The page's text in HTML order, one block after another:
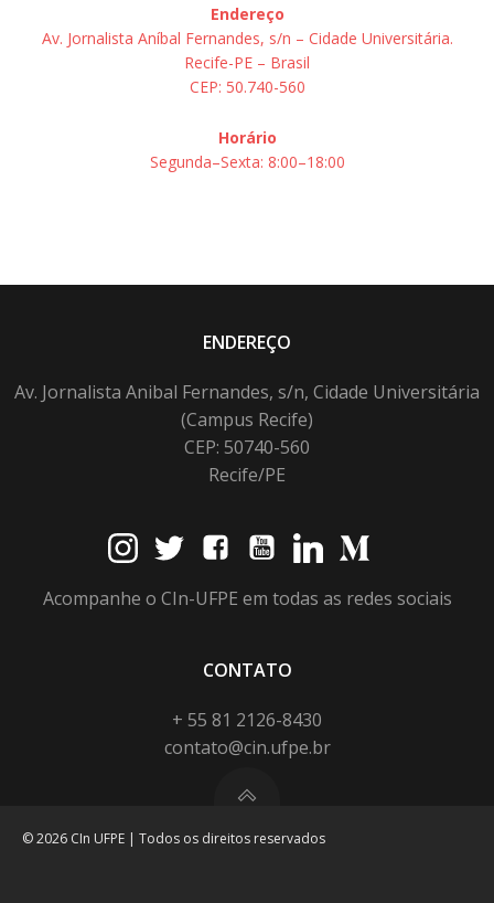
Endereço
Av. Jornalista Aníbal Fernandes, s/n – Cidade Universitária.
Recife-PE – Brasil
CEP: 50.740-560
Horário
Segunda–Sexta: 8:00–18:00
ENDEREÇO
Av. Jornalista Anibal Fernandes, s/n, Cidade Universitária
(Campus Recife)
CEP: 50740-560
Recife/PE
Acompanhe o CIn-UFPE em todas as redes sociais
CONTATO
+ 55 81 2126-8430
contato@cin.ufpe.br
© 2026 CIn UFPE | Todos os direitos reservados